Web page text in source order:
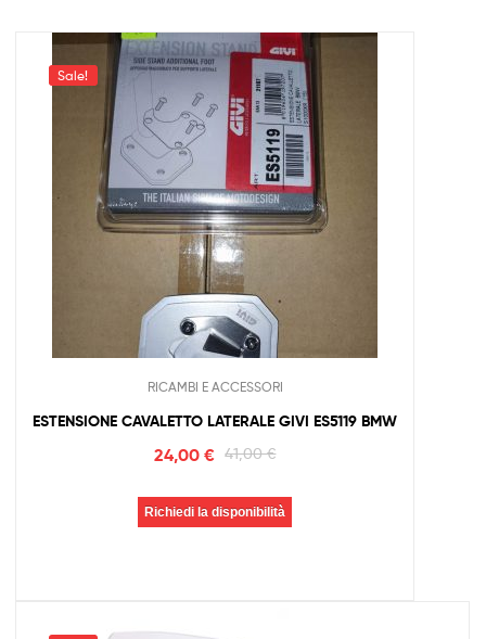
Sale!
RICAMBI E ACCESSORI
ESTENSIONE CAVALETTO LATERALE GIVI ES5119 BMW
41,00€
24,00 €
Richiedi la disponibilità